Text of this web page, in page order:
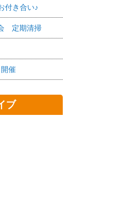
付き合い♪
定期清掃
催
ブ